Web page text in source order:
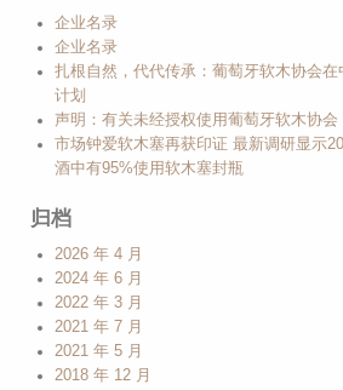
企业名录
企业名录
扎根自然，代代传承：葡萄牙软木协会
计划
声明：有关未经授权使用葡萄牙软木协会
市场钟爱软木塞再获印证 最新调研显示
酒中有95%使用软木塞封瓶
归档
2026 年 4 月
2024 年 6 月
2022 年 3 月
2021 年 7 月
2021 年 5 月
2018 年 12 月